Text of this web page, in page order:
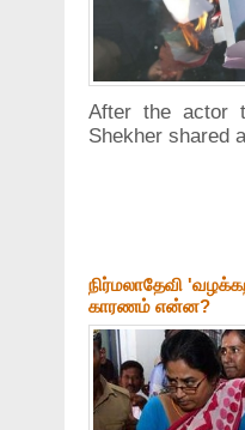
After the actor
Shekher shared
நிர்மலாதேவி
காரணம் என்ன?